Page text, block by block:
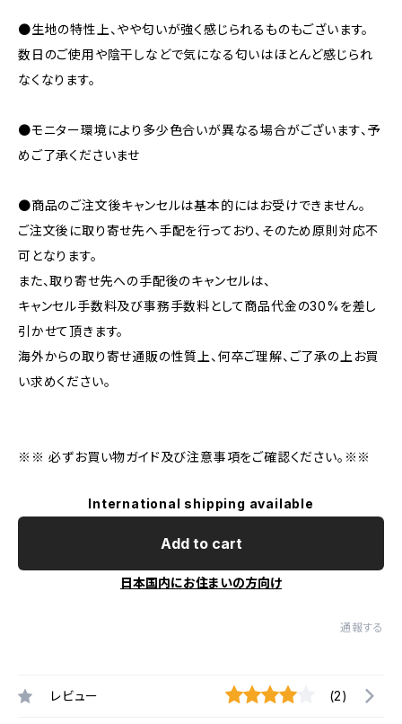
●生地の特性上、やや匂いが強く感じられるものもございます。
数日のご使用や陰干しなどで気になる匂いはほとんど感じられ
なくなります。
●モニター環境により多少色合いが異なる場合がございます、予
めご了承くださいませ
●商品のご注文後キャンセルは基本的にはお受けできません。
ご注文後に取り寄せ先へ手配を行っており、そのため原則対応不
可となります。
また、取り寄せ先への手配後のキャンセルは、
キャンセル手数料及び事務手数料として商品代金の30%を差し
引かせて頂きます。
海外からの取り寄せ通販の性質上、何卒ご理解、ご了承の上お買
い求めください。
※※ 必ずお買い物ガイド及び注意事項をご確認ください。※※
International shipping available
Add to cart
日本国内にお住まいの方向け
通報する
レビュー (2)